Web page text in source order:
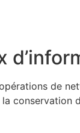
de
conservation